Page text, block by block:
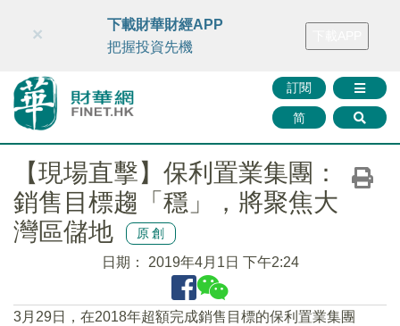
財華智庫網 FINTV FINMETA 財華證券 媒體矩陣
訂閱
简
×
下載財華財經APP
把握投資先機
【現場直擊】保利置業集團：
銷售目標趨「穩」，將聚焦大
灣區儲地
原創
日期： 2019年4月1日 下午2:24
3月29日，在2018年超額完成銷售目標的保利置業集團